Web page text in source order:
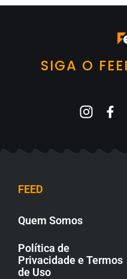
SIGA O
FEED
Quem Somos
Política de
Privacidade e Termos
de Uso